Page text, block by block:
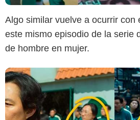
Algo similar vuelve a ocurrir con
este mismo episodio de la serie
de hombre en mujer.